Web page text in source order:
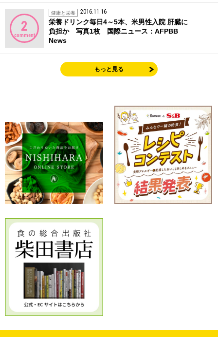
2
comment
健康と栄養 2016.11.16
栄養ドリンク毎日4～5本、米男性入院 肝臓に
負担か 写真1枚 国際ニュース：AFPBB
News
もっと見る